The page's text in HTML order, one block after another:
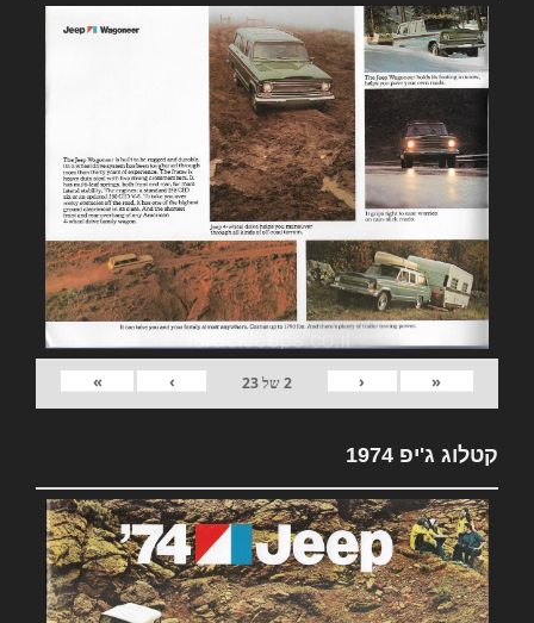
«
‹
2של23
›
»
קטלוג ג'יפ 1974